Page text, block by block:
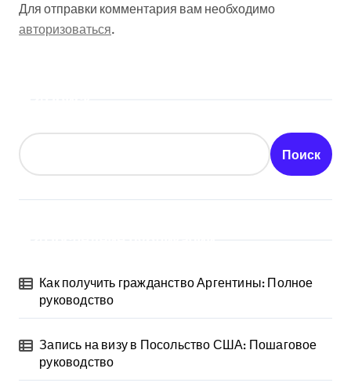
Для отправки комментария вам необходимо
авторизоваться.
Поиск
Как получить гражданство Аргентины: Полное
руководство
Запись на визу в Посольство США: Пошаговое
руководство